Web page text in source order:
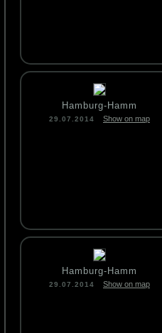
Hamburg-Hamm
29.07.2014 Show on map
Hamburg-Hamm
29.07.2014 Show on map